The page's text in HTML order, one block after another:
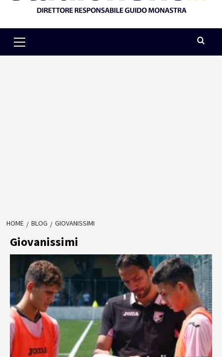
Menu
HOME BLOG GIOVANISSIMI
Giovanissimi